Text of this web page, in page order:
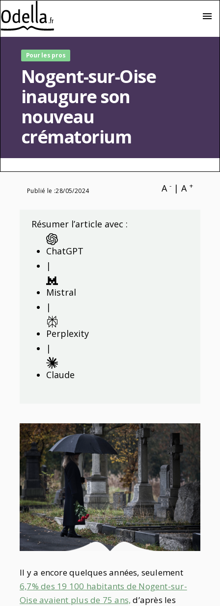
menu
Pour les pros
Nogent-sur-Oise
inaugure son
nouveau
crématorium
Publié le :28/05/2024 A - | A +
Résumer l’article avec :
ChatGPT
|
Mistral
|
Perplexity
|
Claude
Il y a encore quelques années, seulement
6,7% des 19 100 habitants de Nogent-sur-
Oise avaient plus de 75 ans, d’après les